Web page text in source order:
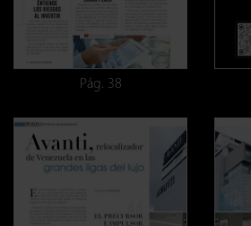
Pág. 38